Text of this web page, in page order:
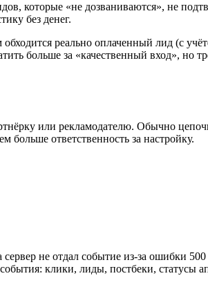
которые «не дозваниваются», не
без денег.
реально оплаченный лид (с
больше за «качественный вход», но
или рекламодателю. Обычно
больше ответственность за настройку.
не отдал событие из-за ошибки
клики, лиды, постбеки, статусы